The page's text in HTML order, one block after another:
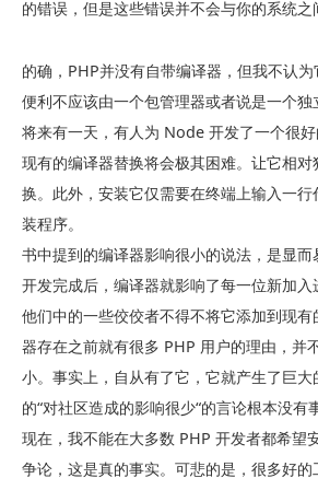
的错误，但是这些错误并不会与你的系统之
的确，PHP并没有自带编译器，但我不认
便利不应该由一个包管理器或者说是一个
将来有一天，有人为 Node 开发了一个很
现有的编译器替换将会极其困难。让它相
换。此外，安装它仅需要在终端上输入一
装程序。
书中提到的编译器影响很小的说法，是显
开发完成后，编译器就影响了每一位新加入
他们中的一些佼佼者不得不将它添加到现
器存在之前就有很多 PHP 用户的理由，并
小。事实上，自从有了它，它就产生了巨
的“对社区造成的影响很少“的言论根本没有
现在，我不能在大多数 PHP 开发者都希望
争论，这是真的事实。可悲的是，很多好